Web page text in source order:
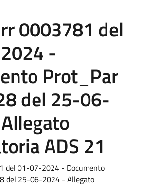
0003781 del
-
Prot_Par
del 25-06-
ADS 21
del 01-07-2024 - Documento
del 25-06-2024 - Allegato